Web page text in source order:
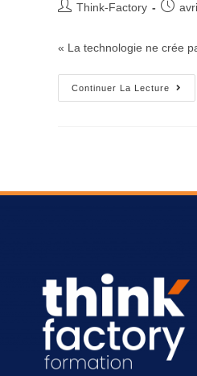
Think-Factory
« La technologie ne crée
Continuer La Lecture